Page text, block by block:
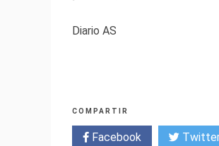
Diario AS
COMPARTIR
Facebook